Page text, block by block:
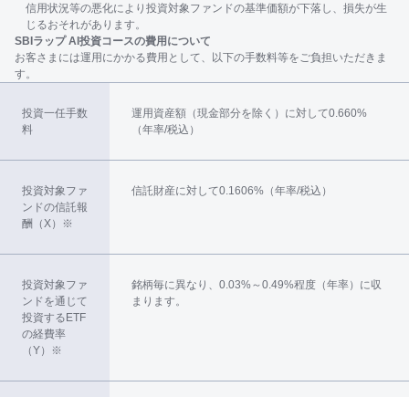
信用状況等の悪化により投資対象ファンドの基準価額が下落し、損失が生
じるおそれがあります。
SBIラップ AI投資コースの費用について
お客さまには運用にかかる費用として、以下の手数料等をご負担いただきま
す。
投資一任手数
料
運用資産額（現金部分を除く）に対して0.660%
（年率/税込）
投資対象ファ
ンドの信託報
酬（X）※
信託財産に対して0.1606%（年率/税込）
投資対象ファ
ンドを通じて
投資するETF
の経費率
（Y）※
銘柄毎に異なり、0.03%～0.49%程度（年率）に収
まります。